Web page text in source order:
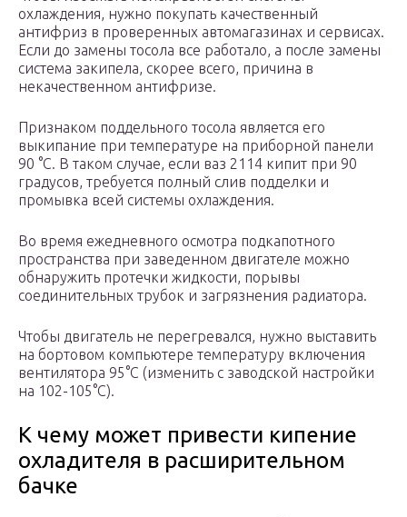
охлаждения, нужно покупать качественный
антифриз в проверенных автомагазинах и сервисах.
Если до замены тосола все работало, а после замены
система закипела, скорее всего, причина в
некачественном антифризе.
Признаком поддельного тосола является его
выкипание при температуре на приборной панели
90 °С. В таком случае, если ваз 2114 кипит при 90
градусов, требуется полный слив подделки и
промывка всей системы охлаждения.
Во время ежедневного осмотра подкапотного
пространства при заведенном двигателе можно
обнаружить протечки жидкости, порывы
соединительных трубок и загрязнения радиатора.
Чтобы двигатель не перегревался, нужно выставить
на бортовом компьютере температуру включения
вентилятора 95°С (изменить с заводской настройки
на 102-105°С).
К чему может привести кипение
охладителя в расширительном
бачке